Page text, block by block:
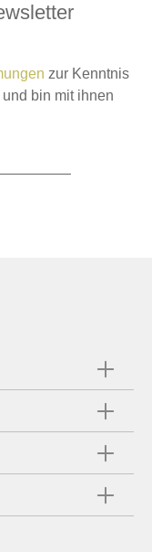
zur Kenntnis
bin mit ihnen